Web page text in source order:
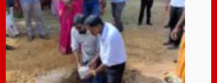
Leave a Reply
You must be logged in to post a comment.